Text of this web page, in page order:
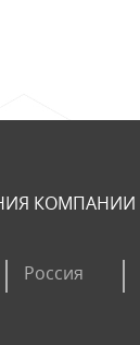
КОМПАНИИ
Россия